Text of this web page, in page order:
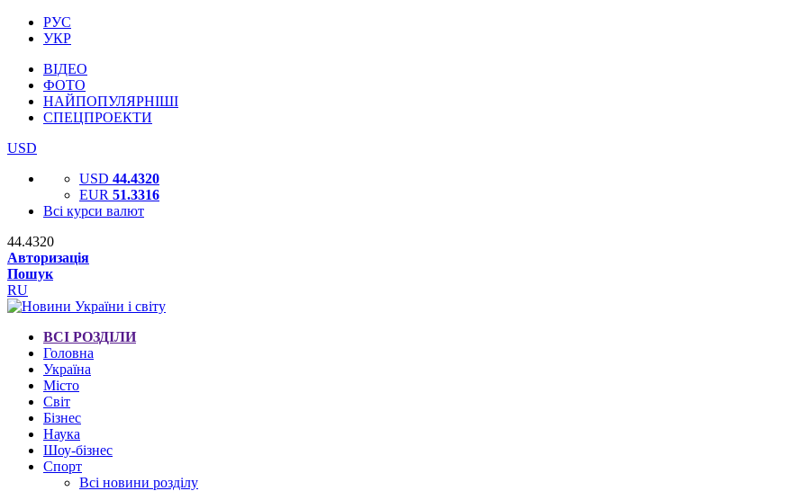
РУС
УКР
ВІДЕО
ФОТО
НАЙПОПУЛЯРНІШІ
СПЕЦПРОЕКТИ
USD
USD 44.4320
EUR 51.3316
Всі курси валют
44.4320
Авторизація
Пошук
RU
ВСІ РОЗДІЛИ
Головна
Україна
Місто
Світ
Бізнес
Наука
Шоу-бізнес
Спорт
Всі новини розділу